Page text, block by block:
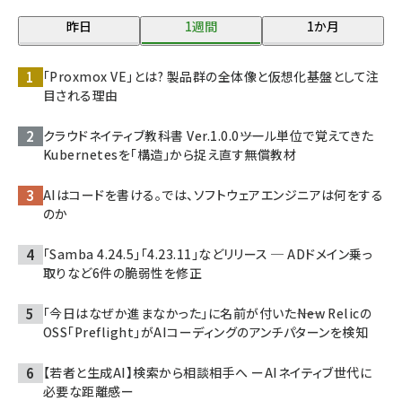
昨日 1週間 1か月
「Proxmox VE」とは? 製品群の全体像と仮想化基盤として注
目される理由
クラウドネイティブ教科書 Ver.1.0.0――ツール単位で覚えてきた
Kubernetesを「構造」から捉え直す無償教材
AIはコードを書ける。では、ソフトウェアエンジニアは何をする
のか
「Samba 4.24.5」「4.23.11」などリリース ─ ADドメイン乗っ
取りなど6件の脆弱性を修正
「今日はなぜか進まなかった」に名前が付いた――New Relicの
OSS「Preflight」がAIコーディングのアンチパターンを検知
【若者と生成AI】検索から相談相手へ ーAIネイティブ世代に
必要な距離感ー